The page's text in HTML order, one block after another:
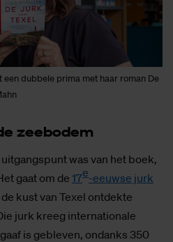
dubbele prima met haar roman De
zee­bo­dem
was van het boek,
gaat om de 17e-eeuwse jurk
kust van Texel ontdekte
jurk kreeg internationale
is gebleven, ondanks 350